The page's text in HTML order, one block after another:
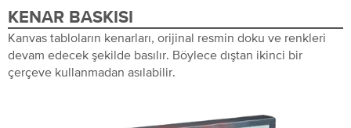
KENAR BASKISI
Kanvas tabloların kenarları, orijinal resmin doku ve renkleri
devam edecek şekilde basılır. Böylece dıştan ikinci bir
çerçeve kullanmadan asılabilir.